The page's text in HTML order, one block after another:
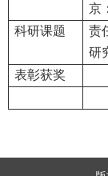
京
科研课题
责
研
表彰获奖